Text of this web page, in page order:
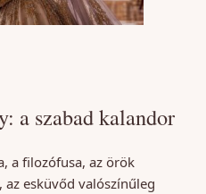
a szabad kalandor
a filozófusa, az örök
esküvőd valószínűleg